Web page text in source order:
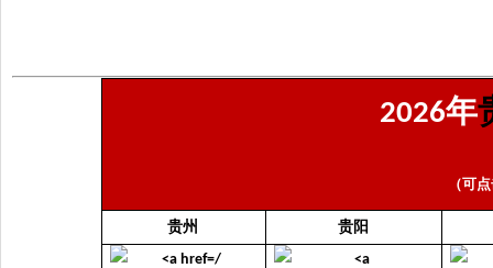
2026年
（可
贵州 贵阳